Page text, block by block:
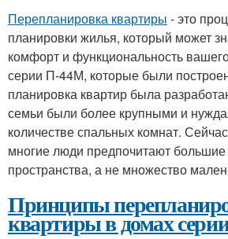
Перепланировка квартиры - это
планировки жилья, который может
комфорт и функциональность
серии П-44М, которые были
планировка квартир была
семьи были более крупными и
количестве спальных комнат.
многие люди предпочитают
пространства, а не множество
Принципы
квартиры в домах